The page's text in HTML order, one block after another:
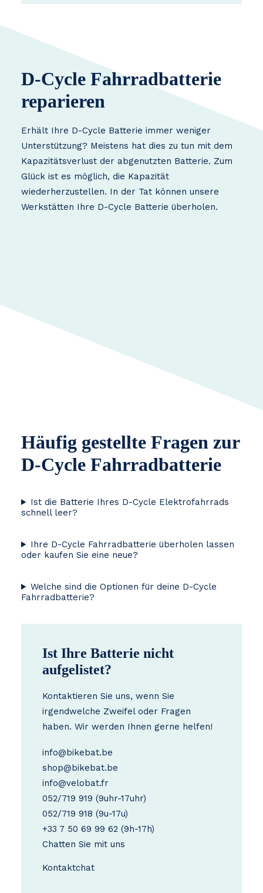
D-Cycle Fahrradbatterie
reparieren
Erhält Ihre D-Cycle Batterie immer weniger
Unterstützung? Meistens hat dies zu tun mit dem
Kapazitätsverlust der abgenutzten Batterie. Zum
Glück ist es möglich, die Kapazität
wiederherzustellen. In der Tat können unsere
Werkstätten Ihre D-Cycle Batterie überholen.
Häufig gestellte Fragen zur
D-Cycle Fahrradbatterie
Ist die Batterie Ihres D-Cycle Elektrofahrrads
schnell leer?
Ihre D-Cycle Fahrradbatterie überholen lassen
oder kaufen Sie eine neue?
Welche sind die Optionen für deine D-Cycle
Fahrradbatterie?
Ist Ihre Batterie nicht
aufgelistet?
Kontaktieren Sie uns, wenn Sie
irgendwelche Zweifel oder Fragen
haben. Wir werden Ihnen gerne helfen!
info@bikebat.be
shop@bikebat.be
info@velobat.fr
052/719 919 (9uhr-17uhr)
052/719 918 (9u-17u)
+33 7 50 69 99 62 (9h-17h)
Chatten Sie mit uns
Kontaktchat